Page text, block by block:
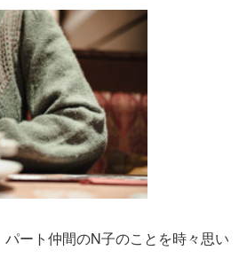
ート仲間のN子のことを時々思い